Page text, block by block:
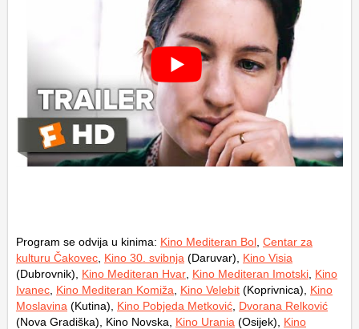
Program se odvija u kinima: Kino Mediteran Bol Centar za
kulturu Čakovec Kino 30. svibnja (Daruvar), Kino Visia
(Dubrovnik), Kino Mediteran Hvar Kino Mediteran Imotski Kino
Ivanec Kino Mediteran Komiža Kino Velebit (Koprivnica), Kino
Moslavina (Kutina), Kino Pobjeda Metković Dvorana Relković
(Nova Gradiška), Kino Novska, Kino Urania (Osijek), Kino